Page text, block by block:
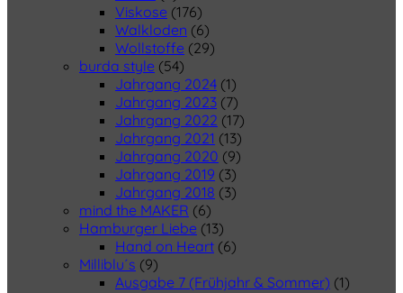
Viskose (176)
Walkloden (6)
Wollstoffe (29)
burda style (54)
Jahrgang 2024 (1)
Jahrgang 2023 (7)
Jahrgang 2022 (17)
Jahrgang 2021 (13)
Jahrgang 2020 (9)
Jahrgang 2019 (3)
Jahrgang 2018 (3)
mind the MAKER (6)
Hamburger Liebe (13)
Hand on Heart (6)
Milliblu´s (9)
Ausgabe 7 (Frühjahr & Sommer) (1)